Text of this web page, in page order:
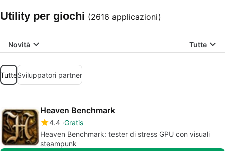
Utility per giochi (2616 applicazioni)
Novità Tutte
TutteSviluppatori partner
Heaven Benchmark
4.4 Gratis
Heaven Benchmark: tester di stress GPU con visuali
steampunk